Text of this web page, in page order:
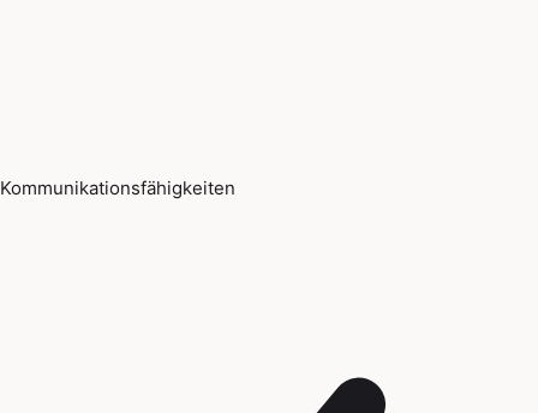
Kommunikationsfähigkeiten